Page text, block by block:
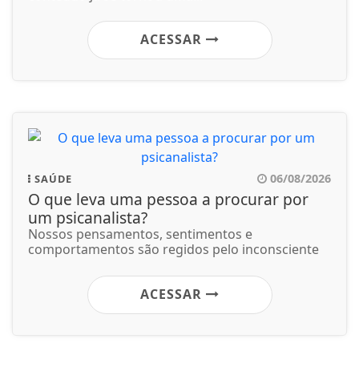
ACESSAR
SAÚDE 06/08/2026
O que leva uma pessoa a procurar por
um psicanalista?
Nossos pensamentos, sentimentos e
comportamentos são regidos pelo inconsciente
ACESSAR